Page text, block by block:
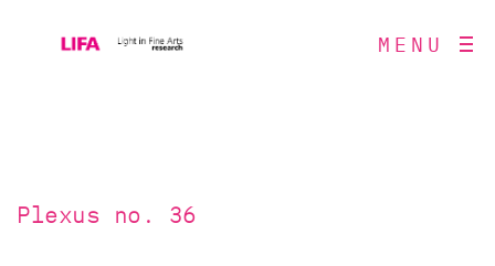
MENU
Plexus no. 36